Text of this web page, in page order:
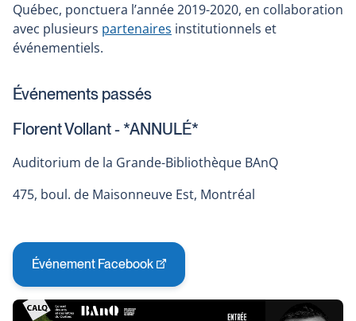
Québec, ponctuera l’année 2019-2020, en collaboration
avec plusieurs partenaires institutionnels et
événementiels.
Événements passés
Florent Vollant - *ANNULÉ*
Auditorium de la Grande-Bibliothèque BAnQ
475, boul. de Maisonneuve Est, Montréal
Événement Facebook
This
link
will